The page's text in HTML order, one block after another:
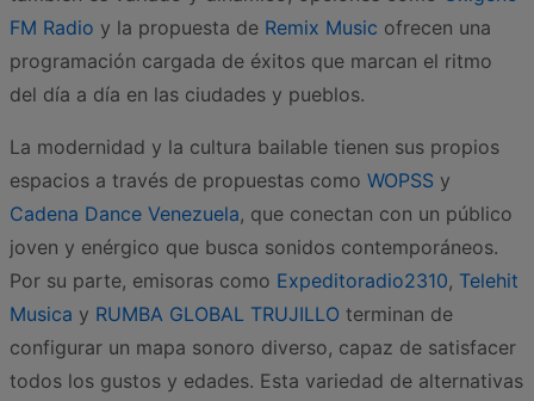
FM Radio y la propuesta de Remix Music ofrecen una
programación cargada de éxitos que marcan el ritmo
del día a día en las ciudades y pueblos.
La modernidad y la cultura bailable tienen sus propios
espacios a través de propuestas como WOPSS y
Cadena Dance Venezuela, que conectan con un público
joven y enérgico que busca sonidos contemporáneos.
Por su parte, emisoras como Expeditoradio2310, Telehit
Musica y RUMBA GLOBAL TRUJILLO terminan de
configurar un mapa sonoro diverso, capaz de satisfacer
todos los gustos y edades. Esta variedad de alternativas